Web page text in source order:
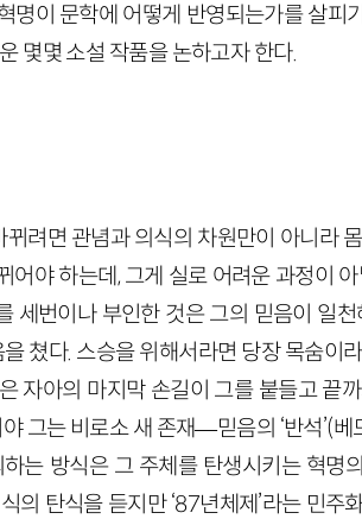
명이 문학에 어떻게 반영되는가를 살피
몇몇 소설 작품을 논하고자 한다.
려면 관념과 의식의 차원만이 아니라
어야 하는데, 그게 실로 어려운 과정이
세번이나 부인한 것은 그의 믿음이 일
쳤다. 스승을 위해서라면 당장 목숨이
자아의 마지막 손길이 그를 붙들고 끝
그는 비로소 새 존재—믿음의 ‘반석’(
는 방식은 그 주체를 탄생시키는 혁명
의 탄식을 듣지만 ‘87년체제’라는 민주